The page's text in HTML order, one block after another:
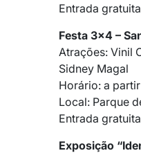
Entrada gratuita
Festa 3×4 –
Atrações: Vinil
Sidney Magal
Horário: a
Local: Parque
Entrada gratuita
Exposição